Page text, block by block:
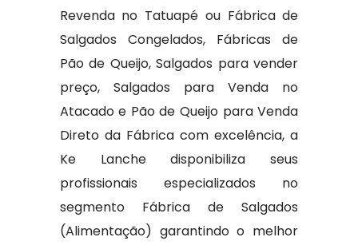
Revenda no Tatuapé ou Fábrica de
Salgados Congelados, Fábricas de
Pão de Queijo, Salgados para vender
preço, Salgados para Venda no
Atacado e Pão de Queijo para Venda
Direto da Fábrica com excelência, a
Ke Lanche disponibiliza seus
profissionais especializados no
segmento Fábrica de Salgados
(Alimentação) garantindo o melhor